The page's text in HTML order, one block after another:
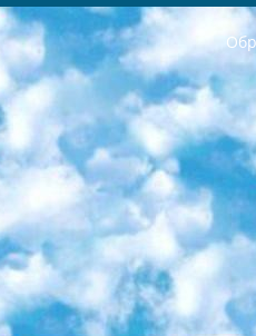
РЕСПУБЛИКА УЗБЕКИСТАН МИНИСТРЕРСТВО ДОШКОЛЬНОГО И ШКОЛЬНОГО ОБРАЗОВАНИЯ КОМАНДА в общеобразовательных учреждениях в 2023-2024 учебном году организация и проведение итоговой государственной аттестации обучающихся о Министра дошкольного и